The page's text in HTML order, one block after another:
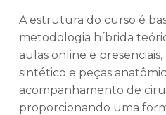
A estrutura do curso é
metodologia híbrida
aulas online e
sintético e peças
acompanhamento de
proporcionando uma